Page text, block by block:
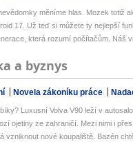
měníme hlas. Mozek totiž
17. Už teď si můžete ty nejlepší
která rozumí počítačům. Náš
a byznys
Novela zákoníku práce
Luxusní Volva V90 leží v
ojetiny ze zahraničí. Mezi nimi i přes
vzniknout nové koupaliště. Bazén